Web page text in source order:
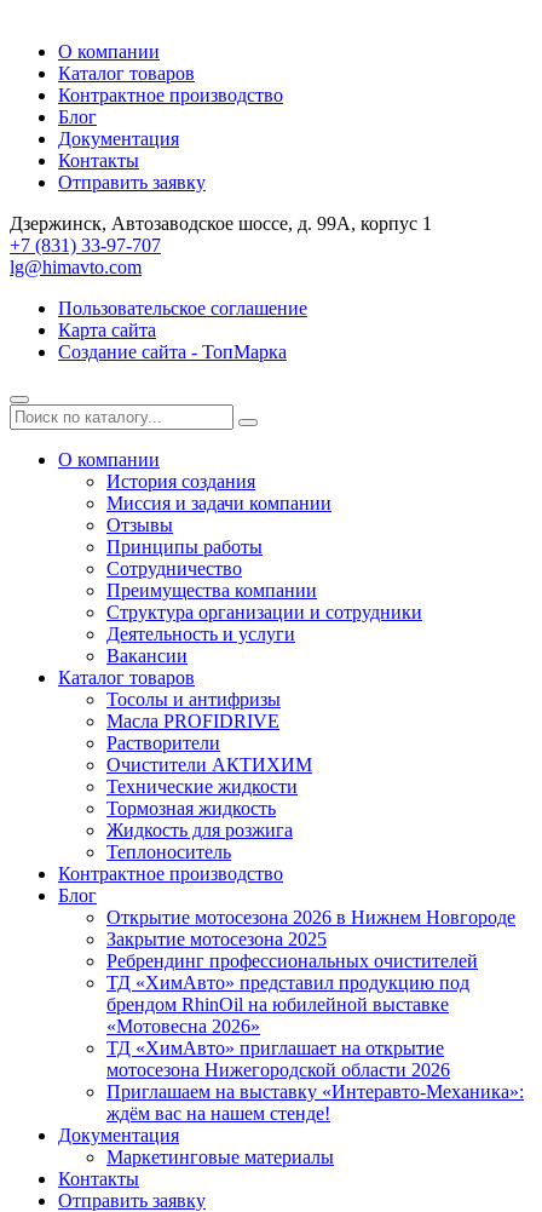
О компании
Каталог товаров
Контрактное производство
Блог
Документация
Контакты
Отправить заявку
Дзержинск, Автозаводское шоссе, д. 99А, корпус 1
+7 (831) 33-97-707
lg@himavto.com
Пользовательское соглашение
Карта сайта
Создание сайта - ТопМарка
О компании
История создания
Миссия и задачи компании
Отзывы
Принципы работы
Сотрудничество
Преимущества компании
Структура организации и сотрудники
Деятельность и услуги
Вакансии
Каталог товаров
Тосолы и антифризы
Масла PROFIDRIVE
Растворители
Очистители АКТИХИМ
Технические жидкости
Тормозная жидкость
Жидкость для розжига
Теплоноситель
Контрактное производство
Блог
Открытие мотосезона 2026 в Нижнем Новгороде
Закрытие мотосезона 2025
Ребрендинг профессиональных очистителей
ТД «ХимАвто» представил продукцию под
брендом RhinOil на юбилейной выставке
«Мотовесна 2026»
ТД «ХимАвто» приглашает на открытие
мотосезона Нижегородской области 2026
Приглашаем на выставку «Интеравто-Механика»:
ждём вас на нашем стенде!
Документация
Маркетинговые материалы
Контакты
Отправить заявку